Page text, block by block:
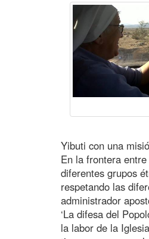
Yibuti con una
En la frontera
diferentes grupos
respetando las
administrador
‘La difesa del
la labor de la